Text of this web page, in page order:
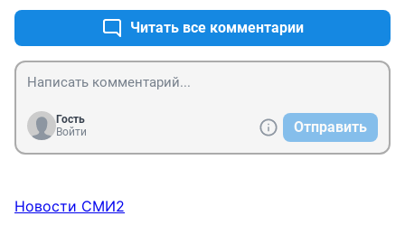
Читать все комментарии
Гость
Войти
Отправить
Новости СМИ2